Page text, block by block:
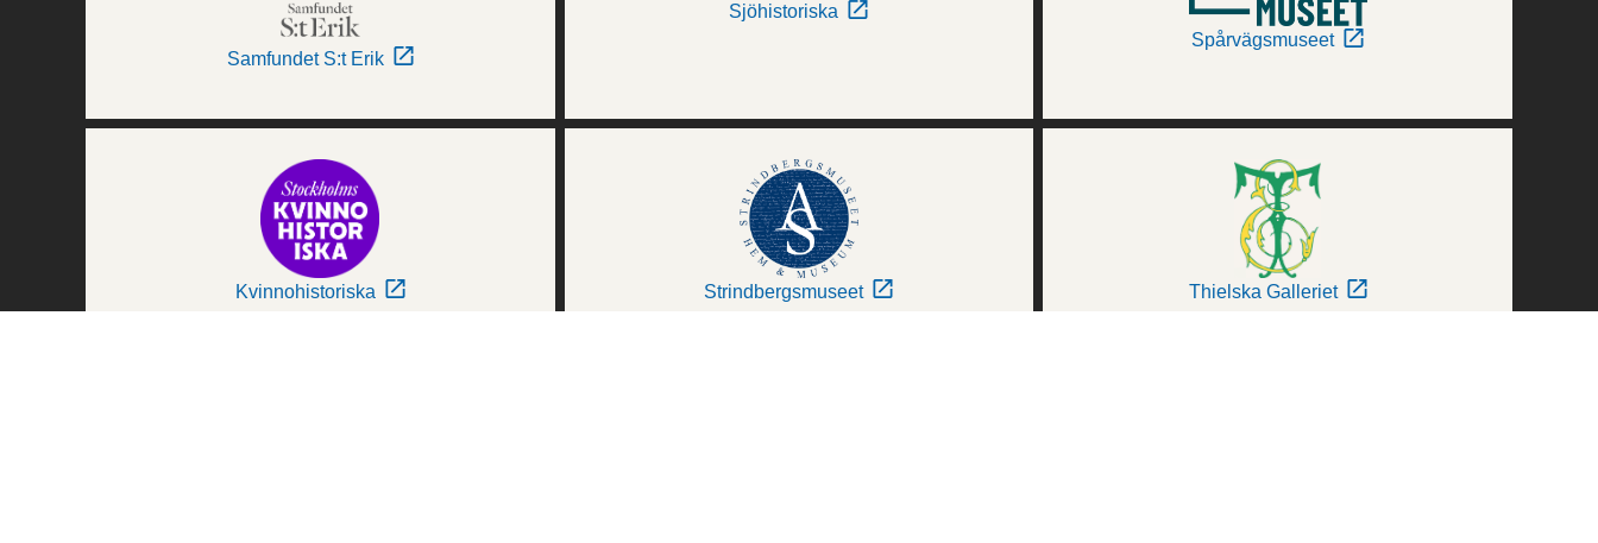
Samfundet S:t Erik
Sjöhistoriska
Spårvägsmuseet
Kvinnohistoriska Strindbergsmuseet Thielska Galleriet